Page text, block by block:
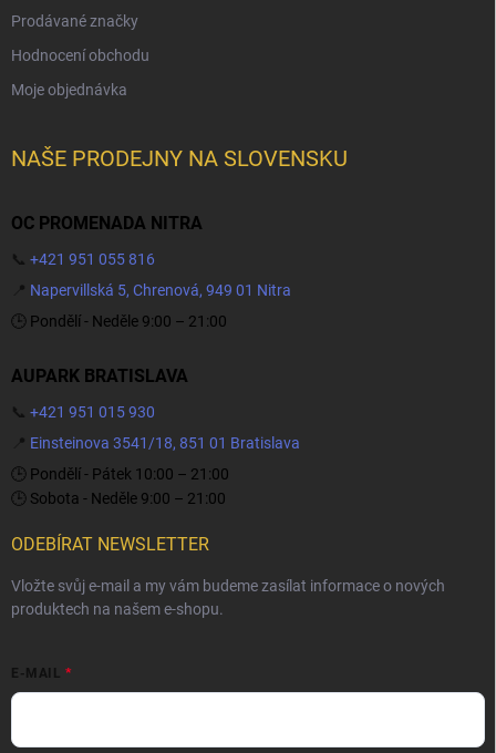
Prodávané značky
Hodnocení obchodu
Moje objednávka
NAŠE PRODEJNY NA SLOVENSKU
OC PROMENADA NITRA
📞 +421 951 055 816
📍 Napervillská 5, Chrenová, 949 01 Nitra
🕒 Pondělí - Neděle 9:00 – 21:00
AUPARK BRATISLAVA
📞 +421 951 015 930
📍 Einsteinova 3541/18, 851 01 Bratislava
🕒 Pondělí - Pátek 10:00 – 21:00
🕒 Sobota - Neděle 9:00 – 21:00
ODEBÍRAT NEWSLETTER
Vložte svůj e-mail a my vám budeme zasílat informace o nových
produktech na našem e-shopu.
E-MAIL